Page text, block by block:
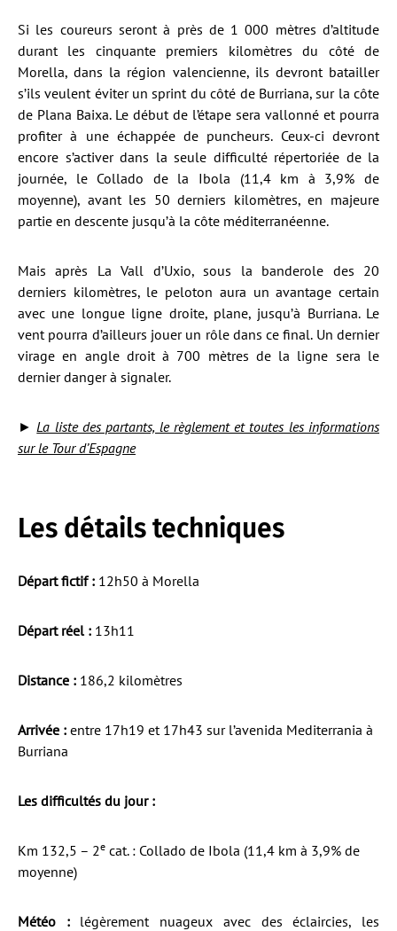
Si les coureurs seront à près de 1 000 mètres d’altitude
durant les cinquante premiers kilomètres du côté de
Morella, dans la région valencienne, ils devront batailler
s’ils veulent éviter un sprint du côté de Burriana, sur la côte
de Plana Baixa. Le début de l’étape sera vallonné et pourra
profiter à une échappée de puncheurs. Ceux-ci devront
encore s’activer dans la seule difficulté répertoriée de la
journée, le Collado de la Ibola (11,4 km à 3,9% de
moyenne), avant les 50 derniers kilomètres, en majeure
partie en descente jusqu’à la côte méditerranéenne.
Mais après La Vall d’Uxio, sous la banderole des 20
derniers kilomètres, le peloton aura un avantage certain
avec une longue ligne droite, plane, jusqu’à Burriana. Le
vent pourra d’ailleurs jouer un rôle dans ce final. Un dernier
virage en angle droit à 700 mètres de la ligne sera le
dernier danger à signaler.
► La liste des partants, le règlement et toutes les informations
sur le Tour d’Espagne
Les détails techniques
Départ fictif : 12h50 à Morella
Départ réel : 13h11
Distance : 186,2 kilomètres
Arrivée : entre 17h19 et 17h43 sur l’avenida Mediterrania à
Burriana
Les difficultés du jour :
Km 132,5 – 2e cat. : Collado de Ibola (11,4 km à 3,9% de
moyenne)
Météo : légèrement nuageux avec des éclaircies, les